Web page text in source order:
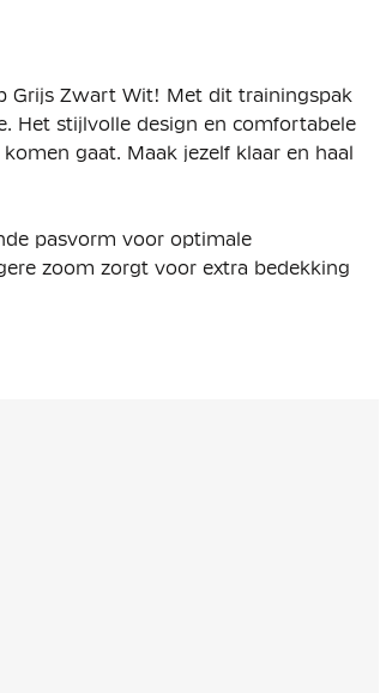
Grijs Zwart Wit! Met dit trainingspak
Het stijlvolle design en comfortabele
gaat. Maak jezelf klaar en haal
pasvorm voor optimale
zoom zorgt voor extra bedekking